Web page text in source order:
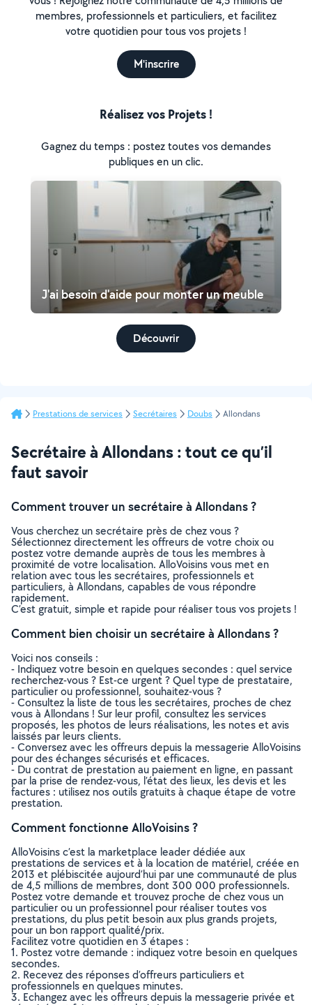
membres, professionnels et particuliers, et facilitez
votre quotidien pour tous vos projets !
M'inscrire
Réalisez vos Projets !
Gagnez du temps : postez toutes vos demandes
publiques en un clic.
J'ai besoin d'aide pour monter un meuble
Découvrir
Prestations de services Secrétaires Doubs Allondans
Secrétaire à Allondans : tout ce qu’il
faut savoir
Comment trouver un secrétaire à Allondans ?
Vous cherchez un secrétaire près de chez vous ?
Sélectionnez directement les offreurs de votre choix ou
postez votre demande auprès de tous les membres à
proximité de votre localisation. AlloVoisins vous met en
relation avec tous les secrétaires, professionnels et
particuliers, à Allondans, capables de vous répondre
rapidement.
C’est gratuit, simple et rapide pour réaliser tous vos projets !
Comment bien choisir un secrétaire à Allondans ?
Voici nos conseils :
- Indiquez votre besoin en quelques secondes : quel service
recherchez-vous ? Est-ce urgent ? Quel type de prestataire,
particulier ou professionnel, souhaitez-vous ?
- Consultez la liste de tous les secrétaires, proches de chez
vous à Allondans ! Sur leur profil, consultez les services
proposés, les photos de leurs réalisations, les notes et avis
laissés par leurs clients.
- Conversez avec les offreurs depuis la messagerie AlloVoisins
pour des échanges sécurisés et efficaces.
- Du contrat de prestation au paiement en ligne, en passant
par la prise de rendez-vous, l’état des lieux, les devis et les
factures : utilisez nos outils gratuits à chaque étape de votre
prestation.
Comment fonctionne AlloVoisins ?
AlloVoisins c’est la marketplace leader dédiée aux
prestations de services et à la location de matériel, créée en
2013 et plébiscitée aujourd’hui par une communauté de plus
de 4,5 millions de membres, dont 300 000 professionnels.
Postez votre demande et trouvez proche de chez vous un
particulier ou un professionnel pour réaliser toutes vos
prestations, du plus petit besoin aux plus grands projets,
pour un bon rapport qualité/prix.
Facilitez votre quotidien en 3 étapes :
1. Postez votre demande : indiquez votre besoin en quelques
secondes.
2. Recevez des réponses d’offreurs particuliers et
professionnels en quelques minutes.
3. Echangez avec les offreurs depuis la messagerie privée et